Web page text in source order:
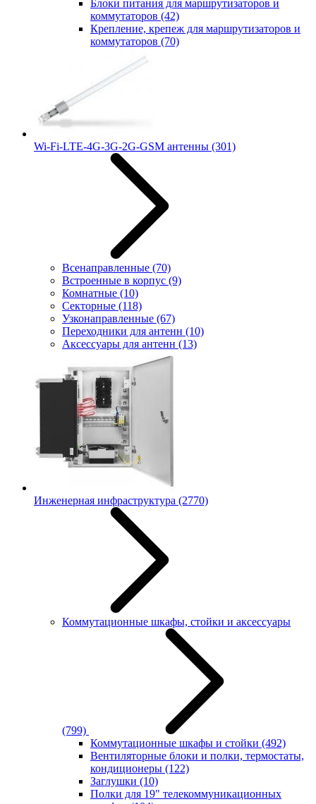
Блоки питания для маршрутизаторов и
коммутаторов (42)
Крепление, крепеж для маршрутизаторов и
коммутаторов (70)
Wi-Fi-LTE-4G-3G-2G-GSM антенны (301)
Всенаправленные (70)
Встроенные в корпус (9)
Комнатные (10)
Секторные (118)
Узконаправленные (67)
Переходники для антенн (10)
Аксессуары для антенн (13)
Инженерная инфраструктура (2770)
Коммутационные шкафы, стойки и аксессуары
(799)
Коммутационные шкафы и стойки (492)
Вентиляторные блоки и полки, термостаты,
кондиционеры (122)
Заглушки (10)
Полки для 19" телекоммуникационных